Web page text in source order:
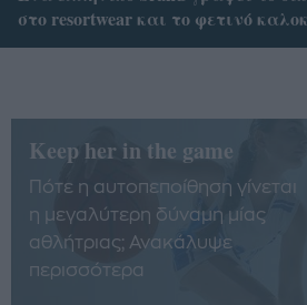
στο resortwear και το φετινό
Keep her in the game
Πότε η αυτοπεποίθηση γίνεται
η μεγαλύτερη δύναμη μίας
αθλήτριας; Ανακάλυψε
περισσότερα